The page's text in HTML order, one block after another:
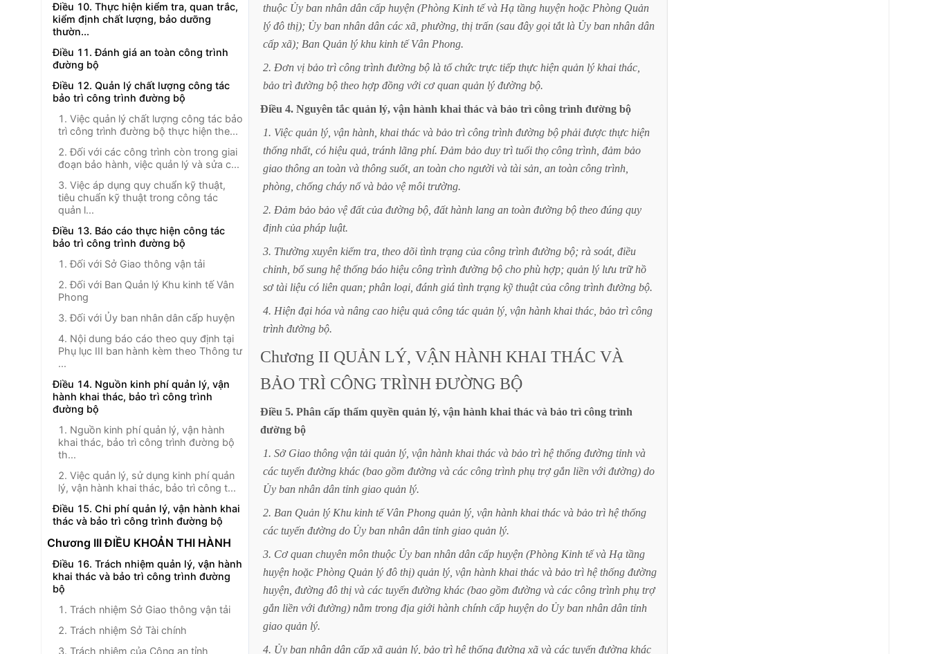
Điều 10. Thực hiện kiểm tra, quan trắc,
kiểm định chất lượng, bảo dưỡng
thườn...
Điều 11. Đánh giá an toàn công trình
đường bộ
Điều 12. Quản lý chất lượng công tác
bảo trì công trình đường bộ
1. Việc quản lý chất lượng công tác bảo
trì công trình đường bộ thực hiện the...
2. Đối với các công trình còn trong giai
đoạn bảo hành, việc quản lý và sửa c...
3. Việc áp dụng quy chuẩn kỹ thuật,
tiêu chuẩn kỹ thuật trong công tác
quản l...
Điều 13. Báo cáo thực hiện công tác
bảo trì công trình đường bộ
1. Đối với Sở Giao thông vận tải
2. Đối với Ban Quản lý Khu kinh tế Vân
Phong
3. Đối với Ủy ban nhân dân cấp huyện
4. Nội dung báo cáo theo quy định tại
Phụ lục III ban hành kèm theo Thông tư
...
Điều 14. Nguồn kinh phí quản lý, vận
hành khai thác, bảo trì công trình
đường bộ
1. Nguồn kinh phí quản lý, vận hành
khai thác, bảo trì công trình đường bộ
th...
2. Việc quản lý, sử dụng kinh phí quản
lý, vận hành khai thác, bảo trì công t...
Điều 15. Chi phí quản lý, vận hành khai
thác và bảo trì công trình đường bộ
Chương III ĐIỀU KHOẢN THI HÀNH
Điều 16. Trách nhiệm quản lý, vận hành
khai thác và bảo trì công trình đường
bộ
1. Trách nhiệm Sở Giao thông vận tải
2. Trách nhiệm Sở Tài chính
3. Trách nhiệm của Công an tỉnh
thuộc Ủy ban nhân dân cấp huyện (Phòng Kinh tế và Hạ tầng huyện hoặc Phòng Quản
lý đô thị); Ủy ban nhân dân các xã, phường, thị trấn (sau đây gọi tắt là Ủy ban nhân dân
cấp xã); Ban Quản lý khu kinh tế Vân Phong.
2. Đơn vị bảo trì công trình đường bộ là tổ chức trực tiếp thực hiện quản lý khai thác,
bảo trì đường bộ theo hợp đồng với cơ quan quản lý đường bộ.
Điều 4. Nguyên tắc quản lý, vận hành khai thác và bảo trì công trình đường bộ
1. Việc quản lý, vận hành, khai thác và bảo trì công trình đường bộ phải được thực hiện
thống nhất, có hiệu quả, tránh lãng phí. Đảm bảo duy trì tuổi thọ công trình, đảm bảo
giao thông an toàn và thông suốt, an toàn cho người và tài sản, an toàn công trình,
phòng, chống cháy nổ và bảo vệ môi trường.
2. Đảm bảo bảo vệ đất của đường bộ, đất hành lang an toàn đường bộ theo đúng quy
định của pháp luật.
3. Thường xuyên kiểm tra, theo dõi tình trạng của công trình đường bộ; rà soát, điều
chỉnh, bổ sung hệ thống báo hiệu công trình đường bộ cho phù hợp; quản lý lưu trữ hồ
sơ tài liệu có liên quan; phân loại, đánh giá tình trạng kỹ thuật của công trình đường bộ.
4. Hiện đại hóa và nâng cao hiệu quả công tác quản lý, vận hành khai thác, bảo trì công
trình đường bộ.
Chương II QUẢN LÝ, VẬN HÀNH KHAI THÁC VÀ
BẢO TRÌ CÔNG TRÌNH ĐƯỜNG BỘ
Điều 5. Phân cấp thẩm quyền quản lý, vận hành khai thác và bảo trì công trình
đường bộ
1. Sở Giao thông vận tải quản lý, vận hành khai thác và bảo trì hệ thống đường tỉnh và
các tuyến đường khác (bao gồm đường và các công trình phụ trợ gắn liền với đường) do
Ủy ban nhân dân tỉnh giao quản lý.
2. Ban Quản lý Khu kinh tế Vân Phong quản lý, vận hành khai thác và bảo trì hệ thống
các tuyến đường do Ủy ban nhân dân tỉnh giao quản lý.
3. Cơ quan chuyên môn thuộc Ủy ban nhân dân cấp huyện (Phòng Kinh tế và Hạ tầng
huyện hoặc Phòng Quản lý đô thị) quản lý, vận hành khai thác và bảo trì hệ thống đường
huyện, đường đô thị và các tuyến đường khác (bao gồm đường và các công trình phụ trợ
gắn liền với đường) nằm trong địa giới hành chính cấp huyện do Ủy ban nhân dân tỉnh
giao quản lý.
4. Ủy ban nhân dân cấp xã quản lý, bảo trì hệ thống đường xã và các tuyến đường khác